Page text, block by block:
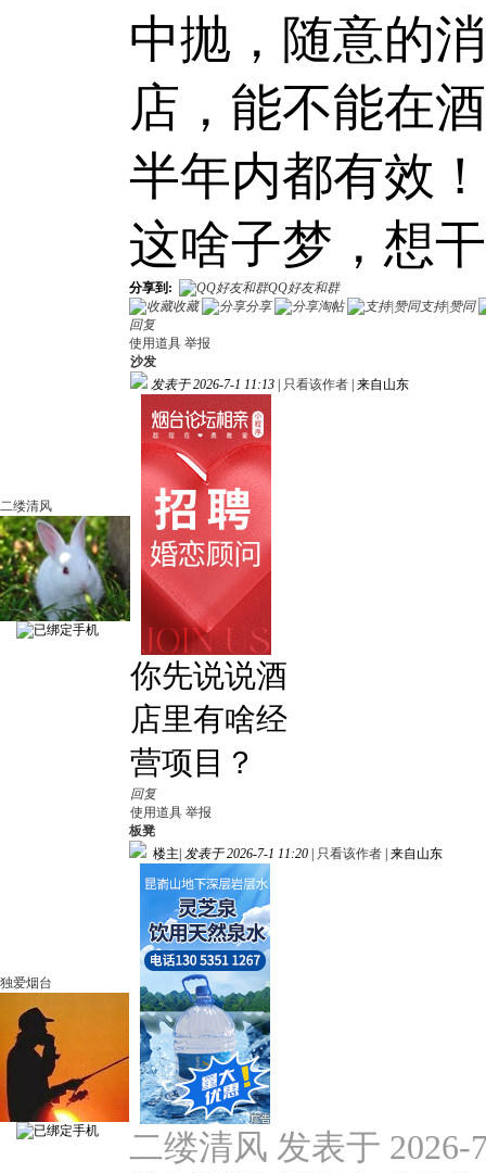
中抛，随意的
店，能不能在
半年内都有效！
这啥子梦，想
分享到:
QQ好友和群
收藏
分享 淘帖
支持|赞同
回复
使用道具 举报
二缕清风
沙发
发表于 2026-7-1 11:13
只看该作者 来自山东
你先说说酒
店里有啥经
营项目？
回复
使用道具 举报
独爱烟台
板凳
楼主 发表于 2026-7-1 11:20 只看该作者 来自山东
二缕清风 发表于 2026-